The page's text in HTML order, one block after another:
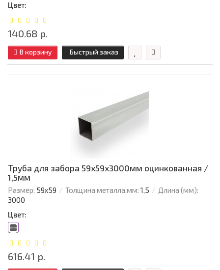
Цвет:
140.68 р.
В корзину Быстрый заказ
Труба для забора 59х59x3000мм оцинкованная /
1,5мм
Размер: 59х59 Толщина металла,мм: 1,5
Длина (мм):
3000
Цвет:
616.41 р.